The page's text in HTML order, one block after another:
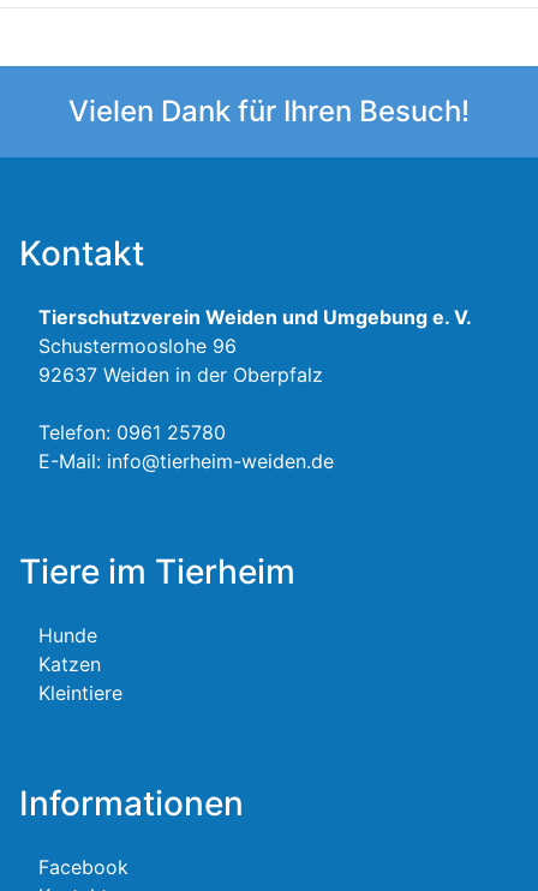
Vielen Dank für Ihren Besuch!
Kontakt
Tierschutzverein Weiden und Umgebung e. V.
Schustermooslohe 96
92637 Weiden in der Oberpfalz
Telefon: 0961 25780
E-Mail: info@tierheim-weiden.de
Tiere im Tierheim
Hunde
Katzen
Kleintiere
Informationen
Facebook